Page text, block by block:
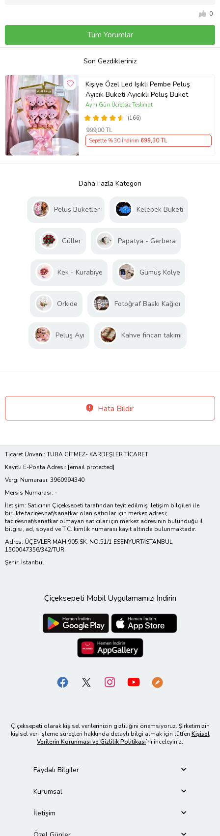
0
Tüm Yorumlar
Son Gezdikleriniz
Kişiye Özel Led Işıklı Pembe Peluş
Ayıcık Buketi Ayıcıklı Peluş Buket
(166)
Aynı Gün Ücretsiz Teslimat
999,00 TL
Sepette %30 İndirim 699,30 TL
Daha Fazla Kategori
Peluş Buketler Kelebek Buketi
Güller Papatya - Gerbera
Kek - Kurabiye Gümüş Kolye
Orkide Fotoğraf Baskı Kağıdı
Peluş Ayı Kahve fincan takımı
Hata Bildir
Ticaret Ünvanı: TUBA GİTMEZ- KARDEŞLER TİCARET
Kayıtlı E-Posta Adresi: [email protected]
Vergi Numarası: 3960994340
Mersis Numarası: -
İletişim: Satıcının Çiçeksepeti tarafından teyit edilmiş iletişim bilgileri ile
birlikte tacir/esnaf/sanatkar olan satıcılar için merkez adresi;
tacir/esnaf/sanatkar olmayan satıcılar için merkez adresinin bulunduğu il
bilgisi, ad, soyad ve T.C. kimlik numarası kayıt altında bulunmaktadır.
Adres: ÜÇEVLER MAH.905.SK. NO:51/1 ESENYURT/İSTANBUL
1500047356/342/TUR
Şehir: İstanbul
Çiçeksepeti Mobil Uygulamamızı İndirin
Çiçeksepeti olarak kişisel verilerinizin gizliliğini önemsiyoruz. Şirketimizin
kişisel veri işleme süreçleri hakkında detaylı bilgi almak için lütfen Kişisel
Verilerin Korunması ve Gizlilik Politikası’nı inceleyiniz.
Faydalı Bilgiler
Kurumsal
İletişim